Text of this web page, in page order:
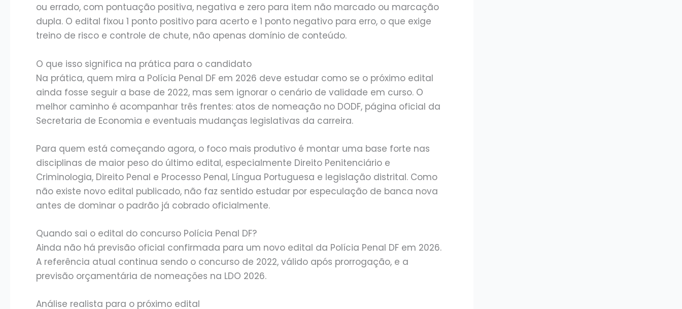
ou errado, com pontuação positiva, negativa e zero para item não marcado ou marcação
dupla. O edital fixou 1 ponto positivo para acerto e 1 ponto negativo para erro, o que exige
treino de risco e controle de chute, não apenas domínio de conteúdo.
O que isso significa na prática para o candidato
Na prática, quem mira a Polícia Penal DF em 2026 deve estudar como se o próximo edital
ainda fosse seguir a base de 2022, mas sem ignorar o cenário de validade em curso. O
melhor caminho é acompanhar três frentes: atos de nomeação no DODF, página oficial da
Secretaria de Economia e eventuais mudanças legislativas da carreira.
Para quem está começando agora, o foco mais produtivo é montar uma base forte nas
disciplinas de maior peso do último edital, especialmente Direito Penitenciário e
Criminologia, Direito Penal e Processo Penal, Língua Portuguesa e legislação distrital. Como
não existe novo edital publicado, não faz sentido estudar por especulação de banca nova
antes de dominar o padrão já cobrado oficialmente.
Quando sai o edital do concurso Polícia Penal DF?
Ainda não há previsão oficial confirmada para um novo edital da Polícia Penal DF em 2026.
A referência atual continua sendo o concurso de 2022, válido após prorrogação, e a
previsão orçamentária de nomeações na LDO 2026.
Análise realista para o próximo edital